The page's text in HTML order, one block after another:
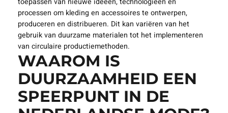
processen om kleding en accessoires te ontwerpen,
produceren en distribueren. Dit kan variëren van het
gebruik van duurzame materialen tot het implementeren
van circulaire productiemethoden.
WAAROM IS
DUURZAAMHEID EEN
SPEERPUNT IN DE